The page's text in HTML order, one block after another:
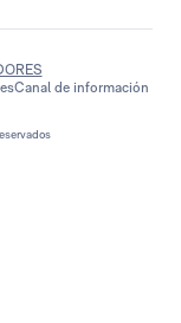
Canal de información